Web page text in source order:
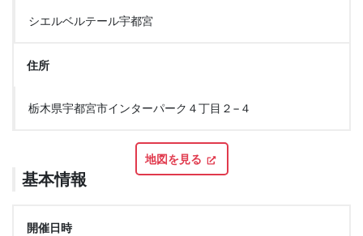
シエルベルテール宇都宮
住所
栃木県宇都宮市インターパーク４丁目２−４
地図を見る
基本情報
開催日時